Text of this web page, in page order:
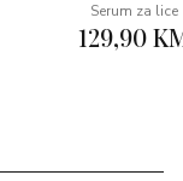
Primjena
koji su
Serum za lice
129,90